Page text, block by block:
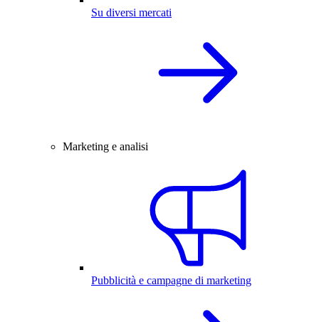
Su diversi mercati
Marketing e analisi
Pubblicità e campagne di marketing